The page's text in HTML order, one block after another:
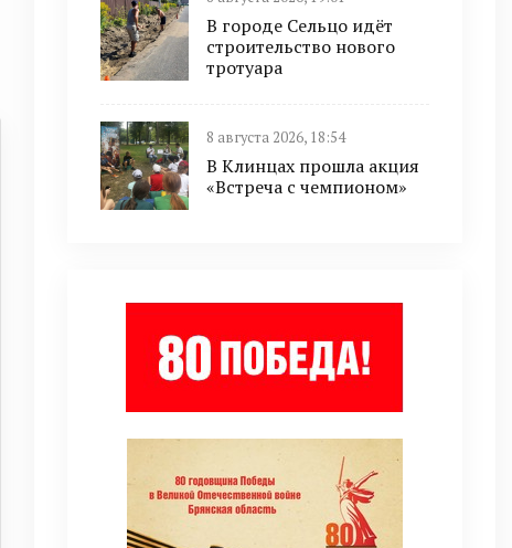
В городе Сельцо идёт
строительство нового
тротуара
8 августа 2026, 18:54
В Клинцах прошла акция
«Встреча с чемпионом»